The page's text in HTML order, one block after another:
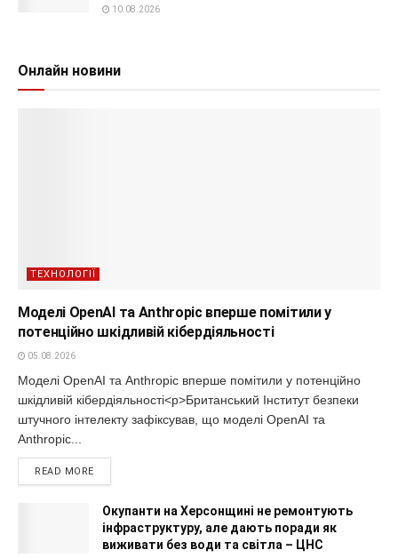
10.08.2026
Онлайн новини
ТЕХНОЛОГІЇ
Моделі OpenAI та Anthropic вперше помітили у
потенційно шкідливій кібердіяльності
05.08.2026
Моделі OpenAI та Anthropic вперше помітили у потенційно
шкідливій кібердіяльності<p>Британський Інститут безпеки
штучного інтелекту зафіксував, що моделі OpenAI та
Anthropic...
READ MORE
Окупанти на Херсонщині не ремонтують
інфраструктуру, але дають поради як
виживати без води та світла – ЦНС